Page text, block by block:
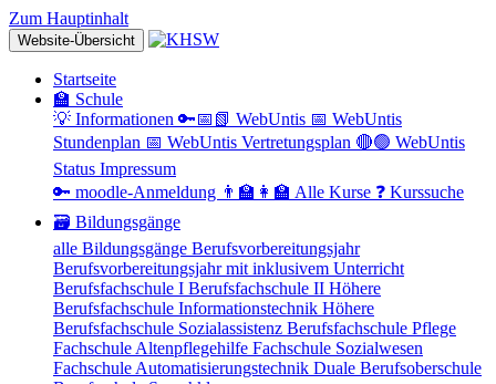
Zum Hauptinhalt
Website-Übersicht
Startseite
🏫 Schule
💡 Informationen 🔑📅📗 WebUntis 📅 WebUntis
Stundenplan 📅 WebUntis Vertretungsplan 🔴🟢 WebUntis
Status Impressum
🔑 moodle-Anmeldung 👨‍🏫👩‍🏫 Alle Kurse ❓ Kurssuche
🗃 Bildungsgänge
alle Bildungsgänge Berufsvorbereitungsjahr
Berufsvorbereitungsjahr mit inklusivem Unterricht
Berufsfachschule I Berufsfachschule II Höhere
Berufsfachschule Informationstechnik Höhere
Berufsfachschule Sozialassistenz Berufsfachschule Pflege
Fachschule Altenpflegehilfe Fachschule Sozialwesen
Fachschule Automatisierungstechnik Duale Berufsoberschule